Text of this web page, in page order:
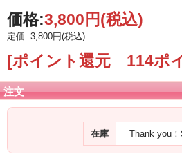
価格:3,800円(税込)
定価: 3,800円(税込)
[ポイント還元 114ポ
注文
在庫 Thank you